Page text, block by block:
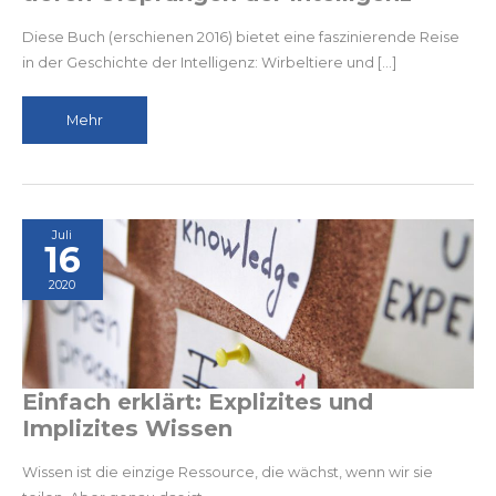
Diese Buch (erschienen 2016) bietet eine faszinierende Reise
in der Geschichte der Intelligenz: Wirbeltiere und […]
Von
Kraken,
den
tiefen
Ursprüngen
der
Intelligenz
Mehr
Juli
16
2020
Einfach erklärt: Explizites und
Implizites Wissen
Wissen ist die einzige Ressource, die wächst, wenn wir sie